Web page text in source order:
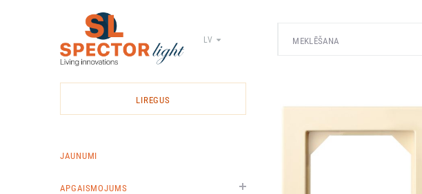
Light
elektrīsko
LV
LIREGUS
JAUNUMI
APGAISMOJUMS